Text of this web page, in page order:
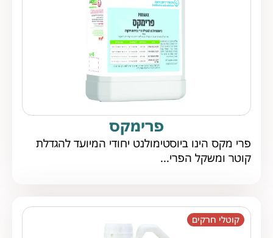
פרימקס
פרי מקס הינו ביוסטימולנט יחודי המיועד להגדלת
קוטר ומשקל הפרי...
קוטלי חרקים